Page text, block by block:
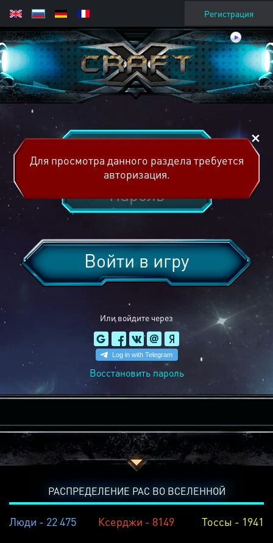
Регистрация
Или войдите через
Войти в игру
Восстановить пароль
Для просмотра данного раздела требуется
авторизация.
РАСПРЕДЕЛЕНИЕ РАС ВО ВСЕЛЕННОЙ
Люди - 22 475 Ксерджи - 8149 Тоссы - 1941